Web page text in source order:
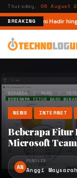
Thursday,06 August
BREAKINGKini Hadir hingga
BERANDA / NEWS /
BEBERAPA FITUR BARU
NEWS INTERNET
Beberapa Fitur
Microsoft
AN
PENULIS
Anggi Maysarah